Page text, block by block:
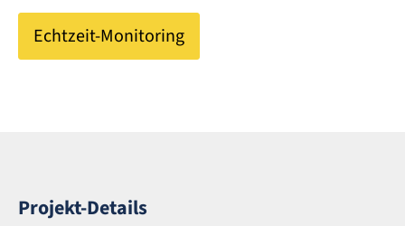
Echtzeit-Monitoring
Projekt-Details